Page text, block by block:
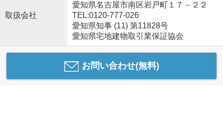
取扱会社
愛知県名古屋市南区岩戸町１７－２２
TEL:0120-777-026
愛知県知事 (11) 第11828号
愛知県宅地建物取引業保証協会
お問い合わせ(無料)